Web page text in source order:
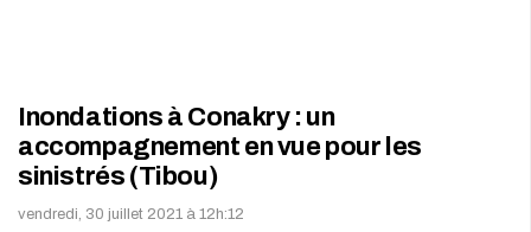
Inondations à Conakry : un
accompagnement en vue pour les
sinistrés (Tibou)
vendredi, 30 juillet 2021 à 12h:12